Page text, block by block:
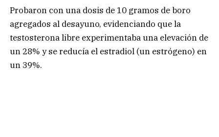
Probaron con una dosis de 10 gramos de boro
agregados al desayuno, evidenciando que la
testosterona libre experimentaba una elevación de
un 28% y se reducía el estradiol (un estrógeno) en
un 39%.